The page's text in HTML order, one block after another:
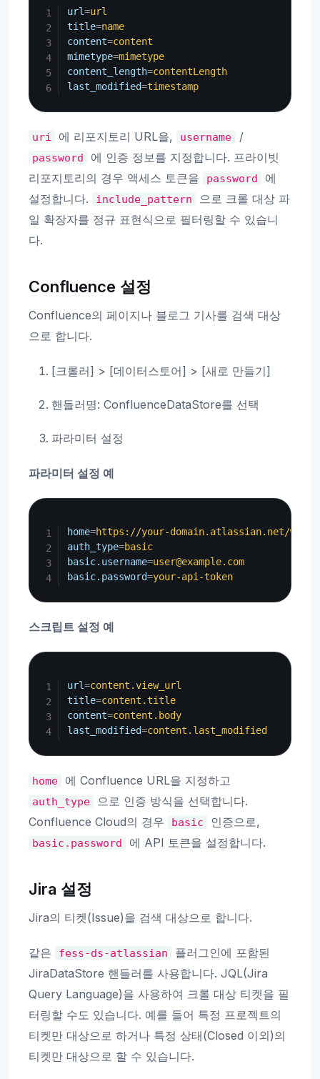
url=url
title=name
content=content
mimetype=mimetype
content_length=contentLength
last_modified=timestamp
uri 에 리포지토리 URL을, username /
password
에 인증 정보를 지정합니다. 프라이빗
리포지토리의 경우 액세스 토큰을
password
에
설정합니다.
include_pattern
으로 크롤 대상 파
일 확장자를 정규 표현식으로 필터링할 수 있습니
다.
Confluence 설정
Confluence의 페이지나 블로그 기사를 검색 대상
으로 합니다.
[크롤러] > [데이터스토어] > [새로 만들기]
핸들러명: ConfluenceDataStore를 선택
파라미터 설정
파라미터 설정 예
home=https://your-domain.atlassian.net/wiki
auth_type=basic
basic.username=user@example.com
basic.password=your-api-token
스크립트 설정 예
url=content.view_url
title=content.title
content=content.body
last_modified=content.last_modified
home 에 Confluence URL을 지정하고
auth_type
으로 인증 방식을 선택합니다.
Confluence Cloud의 경우
basic 인증으로,
basic.password 에 API 토큰을 설정합니다.
Jira 설정
Jira의 티켓(Issue)을 검색 대상으로 합니다.
같은 fess-ds-atlassian
플러그인에 포함된
JiraDataStore 핸들러를 사용합니다. JQL(Jira
Query Language)을 사용하여 크롤 대상 티켓을 필
터링할 수도 있습니다. 예를 들어 특정 프로젝트의
티켓만 대상으로 하거나 특정 상태(Closed 이외)의
티켓만 대상으로 할 수 있습니다.